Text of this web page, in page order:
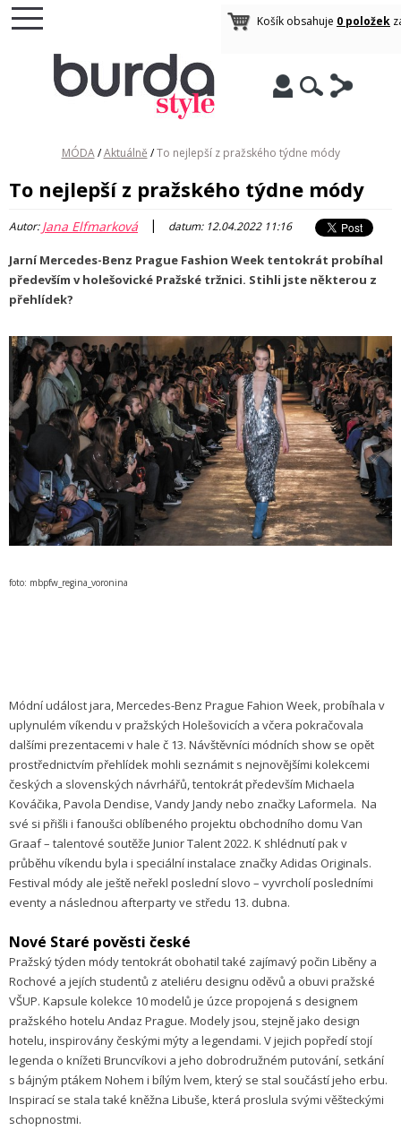
Košík obsahuje 0 položek
MÓDA / Aktuálně / To nejlepší z pražského týdne módy
To nejlepší z pražského týdne módy
Autor:Jana Elfmarková | datum: 12.04.2022 11:16
Jarní Mercedes-Benz Prague Fashion Week tentokrát probíhal
především v holešovické Pražské tržnici. Stihli jste některou z
přehlídek?
foto: mbpfw_regina_voronina
Módní událost jara, Mercedes-Benz Prague Fahion Week, probíhala v
uplynulém víkendu v pražských Holešovicích a včera pokračovala
dalšími prezentacemi v hale č 13. Návštěvníci módních show se opět
prostřednictvím přehlídek mohli seznámit s nejnovějšími kolekcemi
českých a slovenských návrhářů, tentokrát především Michaela
Kováčika, Pavola Dendise, Vandy Jandy nebo značky Laformela. Na
své si přišli i fanoušci oblíbeného projektu obchodního domu Van
Graaf – talentové soutěže Junior Talent 2022. K shlédnutí pak v
průběhu víkendu byla i speciální instalace značky Adidas Originals.
Festival módy ale ještě neřekl poslední slovo – vyvrcholí posledními
eventy a následnou afterparty ve středu 13. dubna.
Nové Staré pověsti české
Pražský týden módy tentokrát obohatil také zajímavý počin Liběny a
Rochové a jejích studentů z ateliéru designu oděvů a obuvi pražské
VŠUP. Kapsule kolekce 10 modelů je úzce propojená s designem
pražského hotelu Andaz Prague. Modely jsou, stejně jako design
hotelu, inspirovány českými mýty a legendami. V jejich popředí stojí
legenda o knížeti Bruncvíkovi a jeho dobrodružném putování, setkání
s bájným ptákem Nohem i bílým lvem, který se stal součástí jeho erbu.
Inspirací se stala také kněžna Libuše, která proslula svými věšteckými
schopnostmi.